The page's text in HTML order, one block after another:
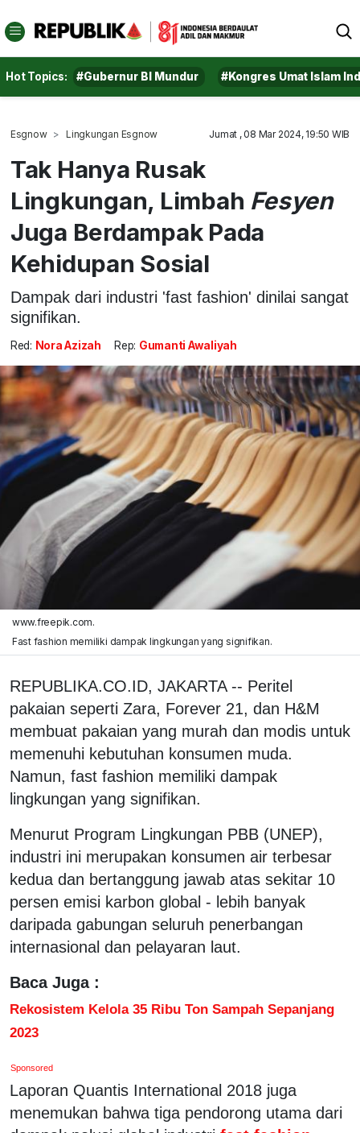
Hot Topics: #Gubernur BI Mundur #Kongres Umat Islam
Esgnow Lingkungan Esgnow Jumat , 08 Mar 2024, 19:50 WIB
Tak Hanya Rusak
Lingkungan, Limbah Fesyen
Juga Berdampak Pada
Kehidupan Sosial
Dampak dari industri 'fast fashion' dinilai sangat
signifikan.
Red: Nora Azizah Rep: Gumanti Awaliyah
www.freepik.com.
Fast fashion memiliki dampak lingkungan yang signifikan.
REPUBLIKA.CO.ID, JAKARTA -- Peritel
pakaian seperti Zara, Forever 21, dan H&M
membuat pakaian yang murah dan modis untuk
memenuhi kebutuhan konsumen muda.
Namun, fast fashion memiliki dampak
lingkungan yang signifikan.
Menurut Program Lingkungan PBB (UNEP),
industri ini merupakan konsumen air terbesar
kedua dan bertanggung jawab atas sekitar 10
persen emisi karbon global - lebih banyak
daripada gabungan seluruh penerbangan
internasional dan pelayaran laut.
Baca Juga :
Rekosistem Kelola 35 Ribu Ton Sampah Sepanjang
2023
Sponsored
Laporan Quantis International 2018 juga
menemukan bahwa tiga pendorong utama dari